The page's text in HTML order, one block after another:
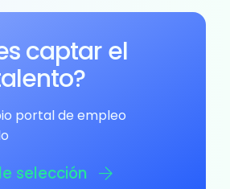
captar el
portal de empleo
selección